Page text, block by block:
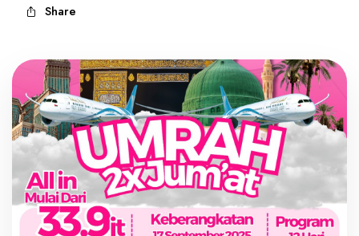
Share